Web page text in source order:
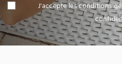
J'accepte les conditions